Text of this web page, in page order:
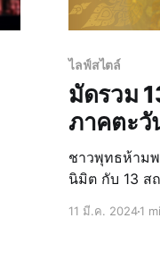
ไลฟ์สไตล์
มัดรวม
ภาคตะวั
ชาวพุทธห้าม
นิมิต กับ 13 ส
ระหว่างเดือ
11 มี.ค. 20241